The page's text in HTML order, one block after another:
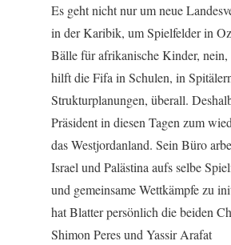
Es geht nicht nur um neue
in der Karibik, um Spielfelder in
Bälle für afrikanische Kinder,
hilft die Fifa in Schulen, in
Strukturplanungen, überall.
Präsident in diesen Tagen zum
das Westjordanland. Sein Büro
Israel und Palästina aufs selbe
und gemeinsame Wettkämpfe zu
hat Blatter persönlich die beiden
Shimon Peres und Yassir Arafat